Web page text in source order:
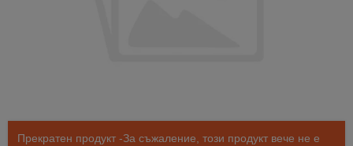
Прекратен продукт -За съжаление, този продукт вече не е